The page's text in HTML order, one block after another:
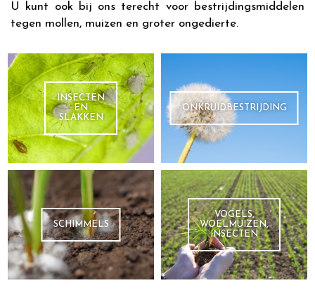
U kunt ook bij ons terecht voor bestrijdingsmiddelen
tegen mollen, muizen en groter ongedierte.
INSECTEN
EN
SLAKKEN
ONKRUIDBESTRIJDING
SCHIMMELS
VOGELS,
WOELMUIZEN,
INSECTEN